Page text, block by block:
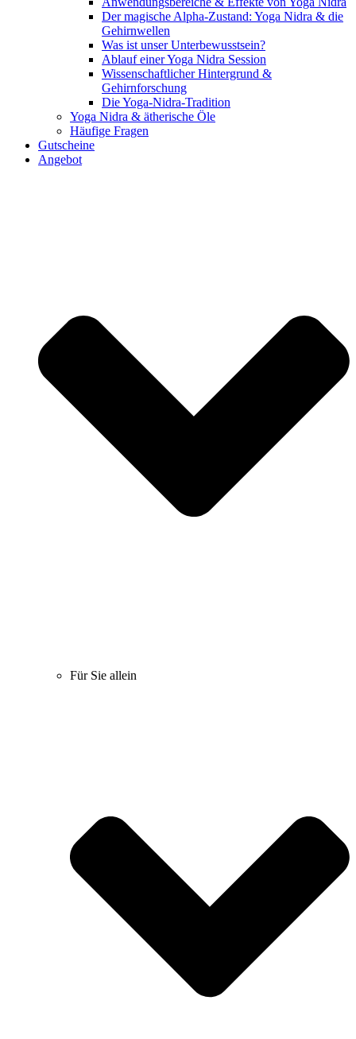
Der magische Alpha-Zustand: Yoga Nidra & die
Gehirnwellen
Was ist unser Unterbewusstsein?
Ablauf einer Yoga Nidra Session
Wissenschaftlicher Hintergrund &
Gehirnforschung
Die Yoga-Nidra-Tradition
Yoga Nidra & ätherische Öle
Häufige Fragen
Gutscheine
Angebot
Für Sie allein